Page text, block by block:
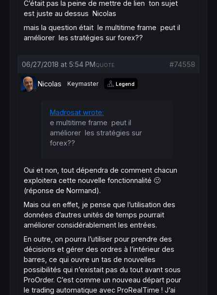
C’était pas la peine de mettre de lien ton sujet
est juste au dessus Nicolas
mais la question était le multitime frame peut il
améliorer les stratégies sur forex??
06/27/2018 at 5:54 PM #74558
QUOTE
Nicolas Keymaster Legend
Madrosat wrote:
e multitime frame peut il
améliorer les stratégies sur
forex??
Oui et non, tout dépendra de comment chacun
exploitera cette nouvelle fonctionnalité 🙂
(réponse de Normand).
Mais oui en effet, je pense que l’utilisation des
données d’autres unités de temps pourrait
améliorer considérablement les entrées.
En outre, on pourra l’utiliser pour prendre des
décisions et gérer des ordres à l’intérieur des
barres, ce qui ouvre un tas de nouvelles
possibilités qui n’existait pas du tout avant sous
ProOrder. C’est comme un nouveau départ pour
le trading automatique avec ProRealTime ! J’ai